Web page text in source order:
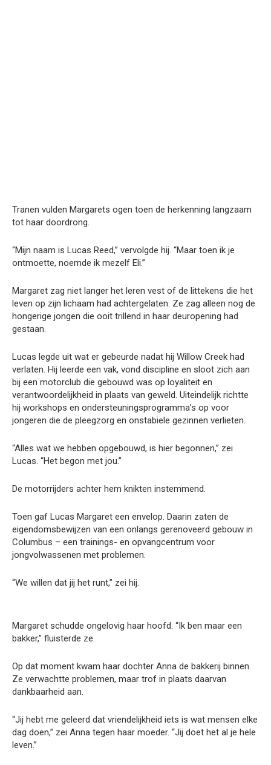
Tranen vulden Margarets ogen toen de herkenning langzaam
tot haar doordrong.
“Mijn naam is Lucas Reed,” vervolgde hij. “Maar toen ik je
ontmoette, noemde ik mezelf Eli.”
Margaret zag niet langer het leren vest of de littekens die het
leven op zijn lichaam had achtergelaten. Ze zag alleen nog de
hongerige jongen die ooit trillend in haar deuropening had
gestaan.
Lucas legde uit wat er gebeurde nadat hij Willow Creek had
verlaten. Hij leerde een vak, vond discipline en sloot zich aan
bij een motorclub die gebouwd was op loyaliteit en
verantwoordelijkheid in plaats van geweld. Uiteindelijk richtte
hij workshops en ondersteuningsprogramma’s op voor
jongeren die de pleegzorg en onstabiele gezinnen verlieten.
“Alles wat we hebben opgebouwd, is hier begonnen,” zei
Lucas. “Het begon met jou.”
De motorrijders achter hem knikten instemmend.
Toen gaf Lucas Margaret een envelop. Daarin zaten de
eigendomsbewijzen van een onlangs gerenoveerd gebouw in
Columbus – een trainings- en opvangcentrum voor
jongvolwassenen met problemen.
“We willen dat jij het runt,” zei hij.
Margaret schudde ongelovig haar hoofd. “Ik ben maar een
bakker,” fluisterde ze.
Op dat moment kwam haar dochter Anna de bakkerij binnen.
Ze verwachtte problemen, maar trof in plaats daarvan
dankbaarheid aan.
“Jij hebt me geleerd dat vriendelijkheid iets is wat mensen elke
dag doen,” zei Anna tegen haar moeder. “Jij doet het al je hele
leven.”